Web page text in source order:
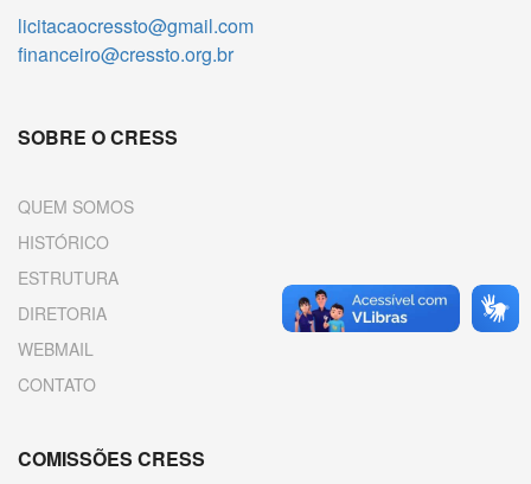
licitacaocressto@gmail.com
financeiro@cressto.org.br
SOBRE O CRESS
QUEM SOMOS
HISTÓRICO
ESTRUTURA
DIRETORIA
WEBMAIL
CONTATO
COMISSÕES CRESS